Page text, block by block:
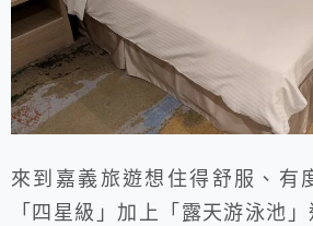
來到嘉義旅遊想住得舒服、有
「四星級」加上「露天游泳池